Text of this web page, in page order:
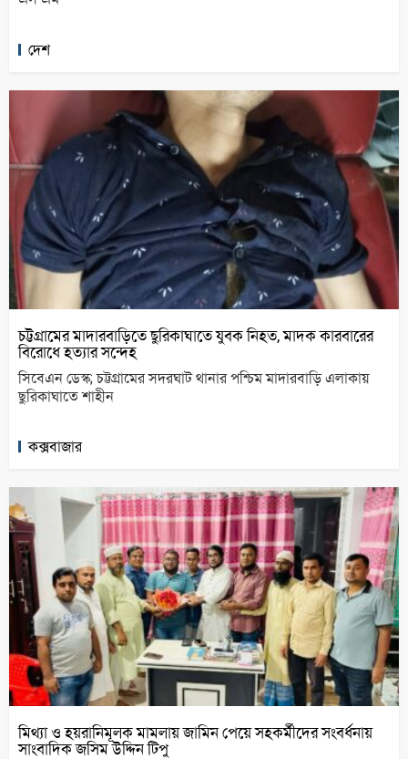
দেশ
চট্টগ্রামের মাদারবাড়িতে ছুরিকাঘাতে যুবক নিহত, মাদক কারবারের
বিরোধে হত্যার সন্দেহ
সিবেএন ডেস্ক; চট্টগ্রামের সদরঘাট থানার পশ্চিম মাদারবাড়ি এলাকায়
ছুরিকাঘাতে শাহীন
কক্সবাজার
মিথ্যা ও হয়রানিমূলক মামলায় জামিন পেয়ে সহকর্মীদের সংবর্ধনায়
সাংবাদিক জসিম উদ্দিন টিপু